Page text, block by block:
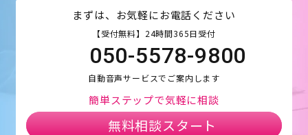
まずは、お気軽にお電話ください
【受付無料】24時間365日受付
050-5578-9800
自動音声サービスでご案内します
簡単ステップで気軽に相談
無料相談スタート